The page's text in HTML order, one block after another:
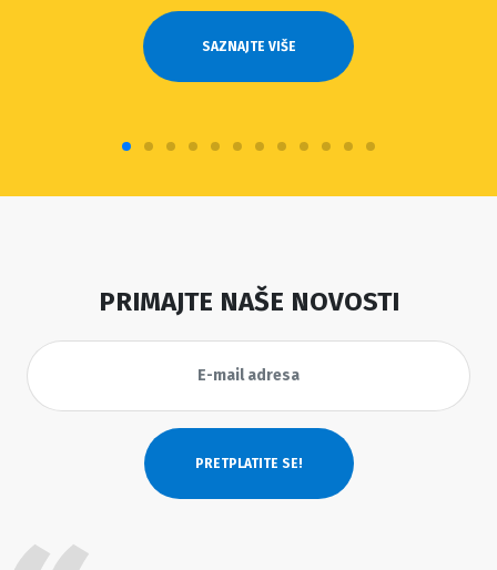
SAZNAJTE VIŠE
PRIMAJTE NAŠE NOVOSTI